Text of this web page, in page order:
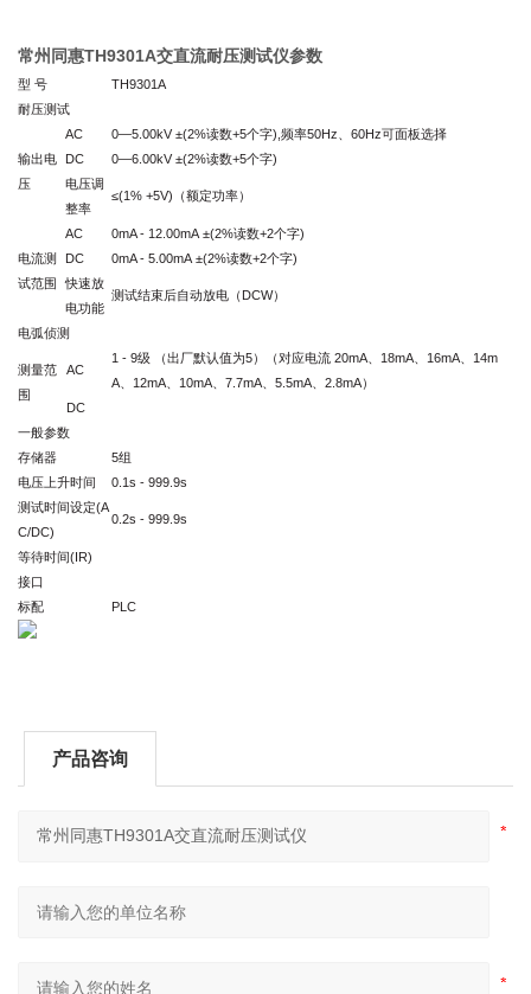
常州同惠TH9301A交直流耐压测试仪参数
型 号
TH9301A
耐压测试
输出电
压
AC 0—5.00kV±(2%读数+5个字),频率50Hz、60Hz可面板选择
DC
0—6.00kV±(2%读数+5个字)
电压调
整率
≤(1% +5V)（额定功率）
电流测
试范围
AC 0mA - 12.00mA±(2%读数+2个字)
DC
0mA - 5.00mA±(2%读数+2个字)
快速放
电功能
测试结束后自动放电（DCW）
电弧侦测
测量范
围
AC
1 - 9级 （出厂默认值为5）（对应电流 20mA、18mA、16mA、14m
A、12mA、10mA、7.7mA、5.5mA、2.8mA）
DC
一般参数
存储器
5组
电压上升时间
0.1s - 999.9s
测试时间设定(A
C/DC)
0.2s - 999.9s
等待时间(IR)
接口
标配
PLC
产品咨询